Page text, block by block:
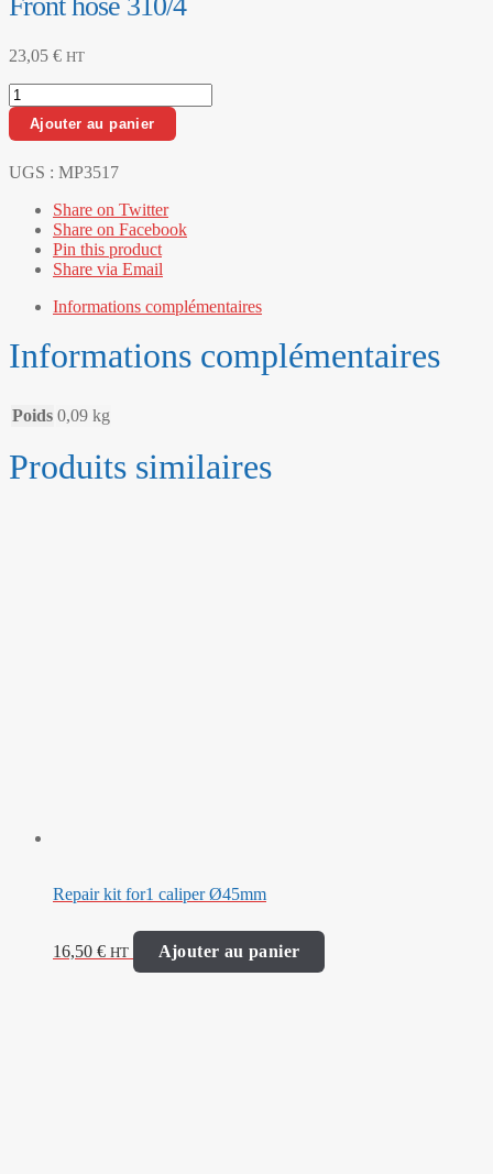
23,05 € HT
quantité
de
Front
310/4
Ajouter au panier
UGS : MP3517
Share on Twitter
Share on Facebook
Pin this product
Share via Email
Informations complémentaires
Informations complémentaires
Poids 0,09 kg
Produits similaires
Repair kit for1 caliper Ø45mm
16,50 € HT Ajouter au panier